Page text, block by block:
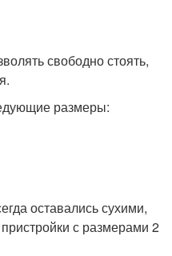
свободно стоять,
размеры:
оставались сухими,
с размерами 2